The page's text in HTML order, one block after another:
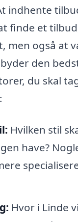
indhente
finde et
men også at
den
du skal
Hvilken stil
have?
Hvor i Linde